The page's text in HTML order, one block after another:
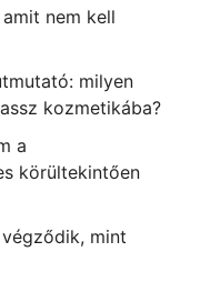
nem kell
milyen
kozmetikába?
a
körültekintően
mint